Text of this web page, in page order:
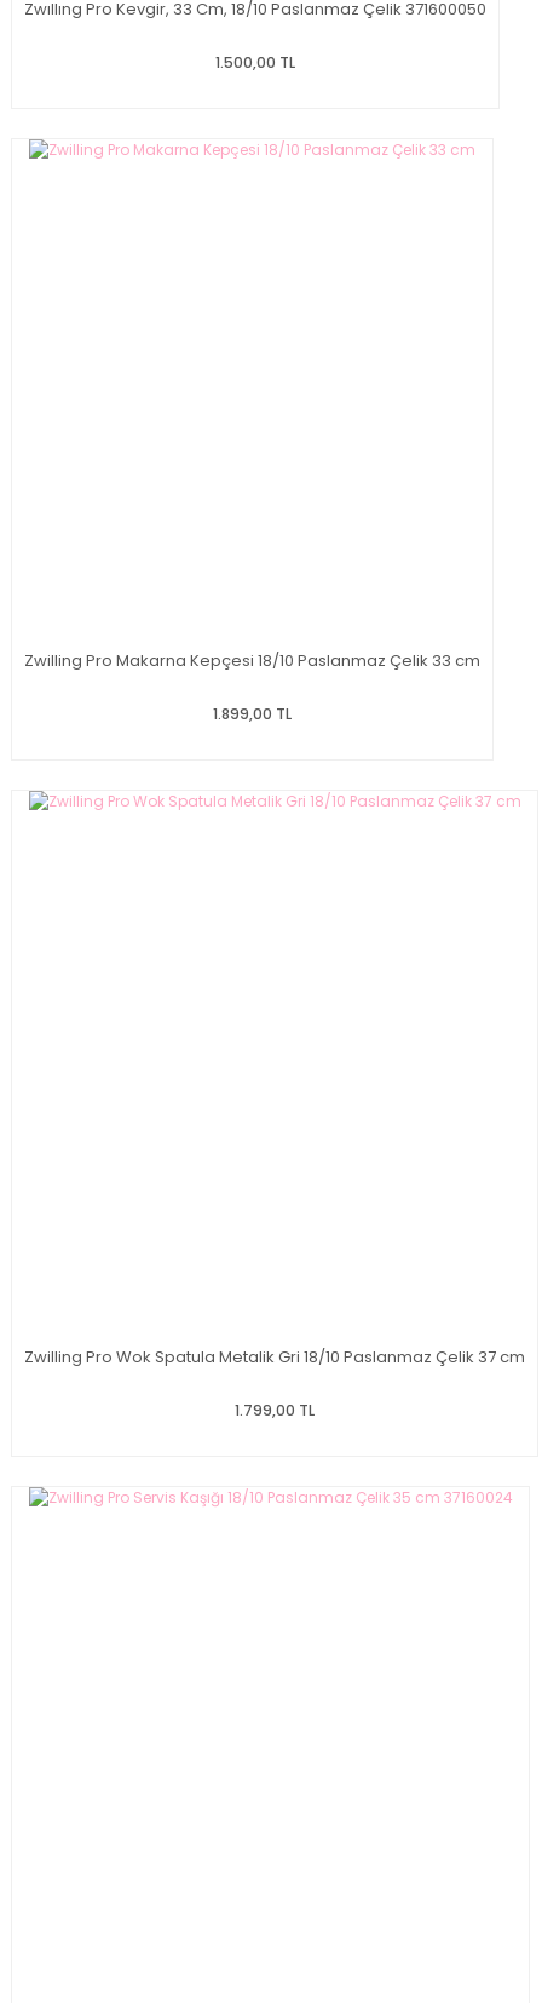
Zwıllıng Pro Kevgir, 33 Cm, 18/10 Paslanmaz Çelik 371600050
1.500,00 TL
Zwilling Pro Makarna Kepçesi 18/10 Paslanmaz Çelik 33 cm
1.899,00 TL
Zwilling Pro Wok Spatula Metalik Gri 18/10 Paslanmaz Çelik 37 cm
1.799,00 TL